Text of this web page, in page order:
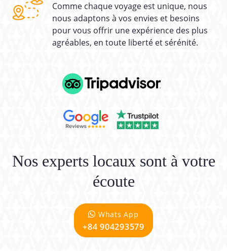
Comme chaque voyage est unique, nous
nous adaptons à vos envies et besoins
pour vous offrir une expérience des plus
agréables, en toute liberté et sérénité.
Nos experts locaux sont à votre
écoute
Whats App
+84 904293579